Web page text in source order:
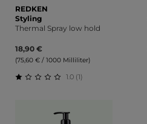
REDKEN
Styling
Thermal Spray low hold
18,90 €
(75,60 € / 1000 Milliliter)
1.0 (1)